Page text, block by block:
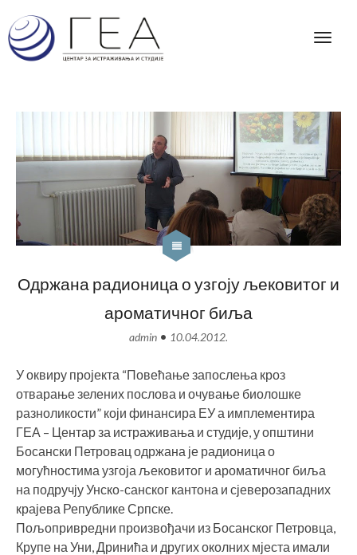
Одржана радионица о узгоју љековитог и
ароматичног биља
admin • 10.04.2012.
У оквиру пројекта “Повећање запослења кроз
отварање зелених послова и очување биолошке
разноликости” који финансира ЕУ а имплементира
ГЕА – Центар за истраживања и студије, у општини
Босански Петровац одржана је радионица о
могућностима узгоја љековитог и ароматичног биља
на подручју Унско-санског кантона и сјеверозападних
крајева Републике Српске.
Пољопривредни произвођачи из Босанског Петровца,
Крупе на Уни, Дринића и других околних мјеста имали